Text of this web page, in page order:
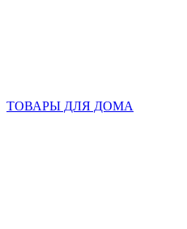
ТОВАРЫ ДЛЯ ДОМА